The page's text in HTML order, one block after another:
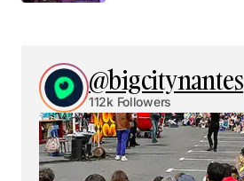
@bigcitynantes
112k Followers